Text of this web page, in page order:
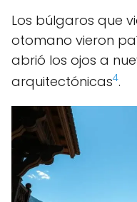
Los búlgaros que
otomano vieron
abrió los ojos a
arquitectónicas4.